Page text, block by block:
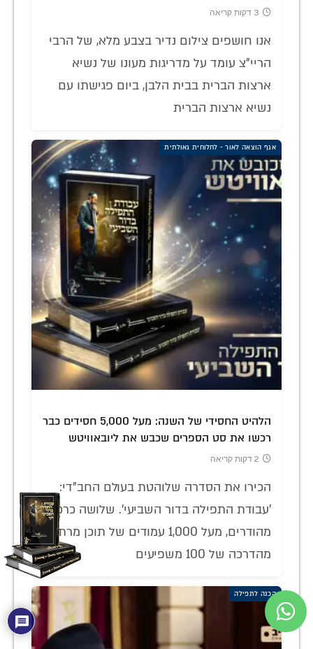
3 דקות קריאה
אנו חושפים צילום נדיר בצבע מלא, של הרבי
הריי"צ עומד על מדריגות מעונו של נשיא
ארצות הברית בבית הלבן, ביום פגישתו עם
נשיא ארצות הברית
אגף הוצאה לאור - לחלוחית גאולתית
הלהיט החסידי של השנה: מעל 5,000 חסידים כבר
רכשו את סט הספרים שכבש את ליובאוויטש
2 דקות קריאה
הכירו את הסדרה שלוהטת בעולם החב"די:
'עבודת התפילה בדור השביעי'. שלושה כרכים
מהודרים, מעל 1,000 עמודים של תוכן מרתק
מהדרכה של 100 משפיעים
הכנה לתפילה